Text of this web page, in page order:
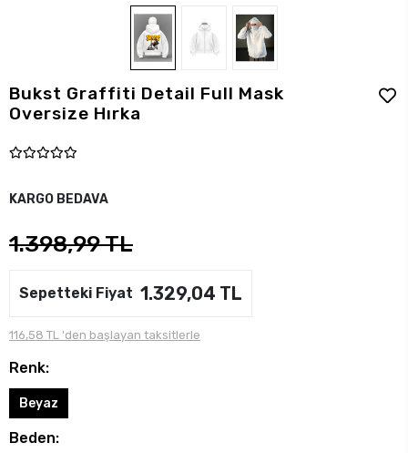
Bukst Graffiti Detail Full Mask
Oversize Hırka
KARGO BEDAVA
1.398,99 TL
Sepetteki Fiyat 1.329,04 TL
116,58 TL 'den başlayan taksitlerle
Renk:
Beyaz
Beden: